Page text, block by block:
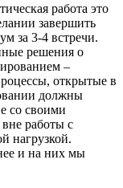
работа это
завершить
за 3-4 встречи.
решения о
–
открытые в
должны
со своими
работы с
нагрузкой.
и на них мы